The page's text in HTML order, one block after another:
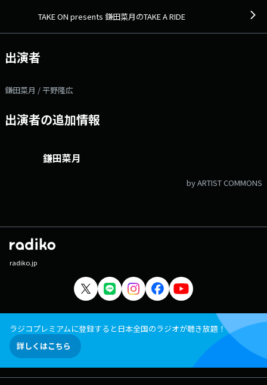
TAKE ON presents 鎌田菜月のTAKE A RIDE
出演者
鎌田菜月 / 平野隆広
出演者の追加情報
鎌田菜月
by ARTIST COMMONS
radiko.jp
ラジコプレミアムに登録すると日本全国のラジオが聴き放題！
詳しくはこちら